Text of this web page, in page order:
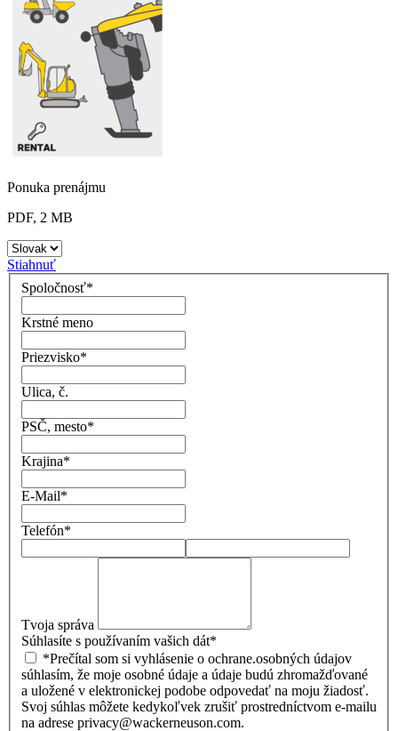
Ponuka prenájmu
PDF, 2 MB
Stiahnuť
Spoločnosť*
Krstné meno
Priezvisko*
Ulica, č.
PSČ, mesto*
Krajina*
E-Mail*
Telefón*
Tvoja správa
Súhlasíte s používaním vašich dát*
súhlasím, že moje osobné údaje a údaje budú zhromažďované
a uložené v elektronickej podobe odpovedať na moju žiadosť.
Svoj súhlas môžete kedykoľvek zrušiť prostredníctvom e-mailu
na adrese privacy@wackerneuson.com.